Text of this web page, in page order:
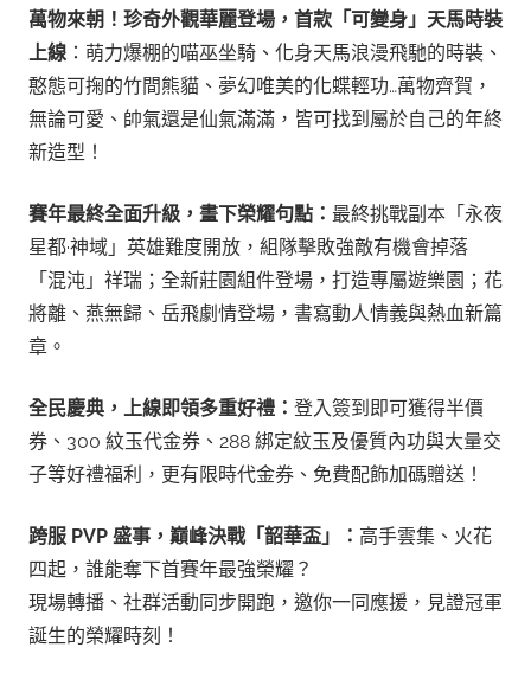
萬物來朝！珍奇外觀華麗登場，首款「可變身」天馬時裝
上線 ：萌力爆棚的喵巫坐騎、化身天馬浪漫飛馳的時裝、
憨態可掬的竹間熊貓、夢幻唯美的化蝶輕功…萬物齊賀，
無論可愛、帥氣還是仙氣滿滿，皆可找到屬於自己的年終
新造型！
賽年最終全面升級，畫下榮耀句點： 最終挑戰副本「永夜
星都·神域」英雄難度開放，組隊擊敗強敵有機會掉落
「混沌」祥瑞；全新莊園組件登場，打造專屬遊樂園；花
將離、燕無歸、岳飛劇情登場，書寫動人情義與熱血新篇
章。
全民慶典，上線即領多重好禮： 登入簽到即可獲得半價
券、300 紋玉代金券、288 綁定紋玉及優質內功與大量交
子等好禮福利，更有限時代金券、免費配飾加碼贈送！
跨服 PVP 盛事，巔峰決戰「韶華盃」： 高手雲集、火花
四起，誰能奪下首賽年最強榮耀？
現場轉播、社群活動同步開跑，邀你一同應援，見證冠軍
誕生的榮耀時刻！